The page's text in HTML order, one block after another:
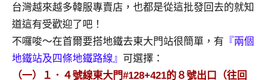
表
會
及
活
動
台灣越來越多韓服專賣店，也都是從這批發回去的就知
道這有受歡迎了吧！
不囉唆～在首爾要搭地鐵去東大門站很簡單，有 『兩個
地鐵站及四條地鐵路線』
可選擇：
（一）１．４號線東大門#128+421的８號出口（往回